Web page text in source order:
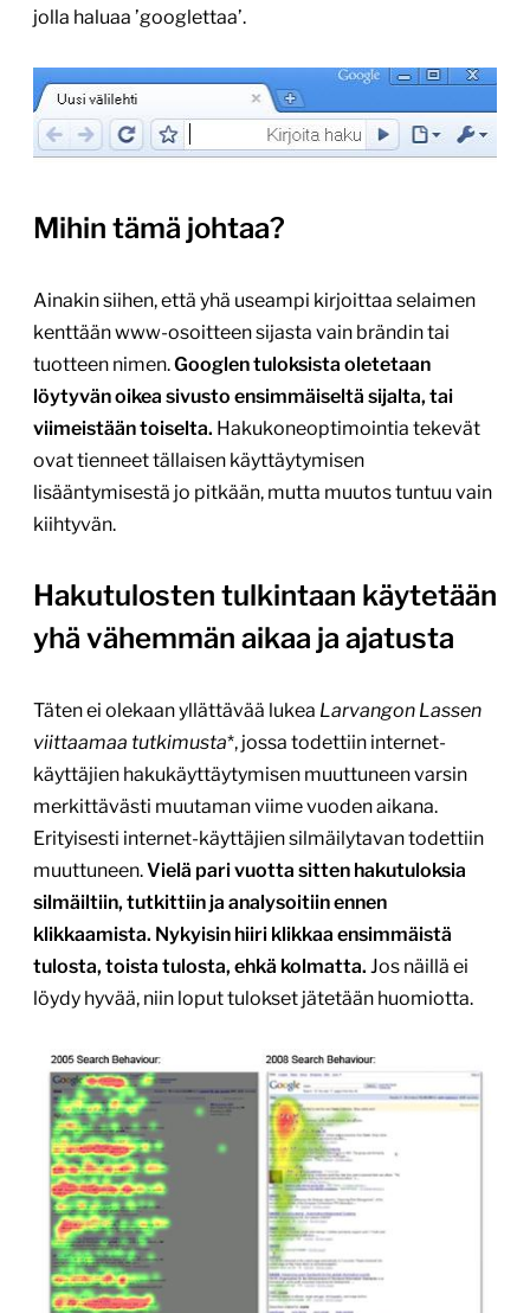
jolla haluaa ’googlettaa’.
Mihin tämä johtaa?
Ainakin siihen, että yhä useampi kirjoittaa selaimen
kenttään www-osoitteen sijasta vain brändin tai
tuotteen nimen.Googlen tuloksista oletetaan
löytyvän oikea sivusto ensimmäiseltä sijalta, tai
viimeistään toiselta. Hakukoneoptimointia tekevät
ovat tienneet tällaisen käyttäytymisen
lisääntymisestä jo pitkään, mutta muutos tuntuu vain
kiihtyvän.
Hakutulosten tulkintaan käytetään
yhä vähemmän aikaa ja ajatusta
Täten ei olekaan yllättävää lukea Larvangon Lassen
viittaamaa tutkimusta*, jossa todettiin internet-
käyttäjien hakukäyttäytymisen muuttuneen varsin
merkittävästi muutaman viime vuoden aikana.
Erityisesti internet-käyttäjien silmäilytavan todettiin
muuttuneen.Vielä pari vuotta sitten hakutuloksia
silmäiltiin, tutkittiin ja analysoitiin ennen
klikkaamista. Nykyisin hiiri klikkaa ensimmäistä
tulosta, toista tulosta, ehkä kolmatta. Jos näillä ei
löydy hyvää, niin loput tulokset jätetään huomiotta.